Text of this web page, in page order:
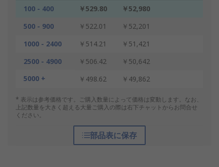
100 - 400 ￥529.80
￥52,980
500 - 900
￥522.01
￥52,201
1000 - 2400
￥514.21
￥51,421
2500 - 4900
￥506.42
￥50,642
5000 +
￥498.62 ￥49,862
* 表示は参考価格です。ご購入数量によって価格は変動します。なお、
上記数量を大きく超える大量ご購入の際は右下チャットからお問合せ
ください。
部品表に保存